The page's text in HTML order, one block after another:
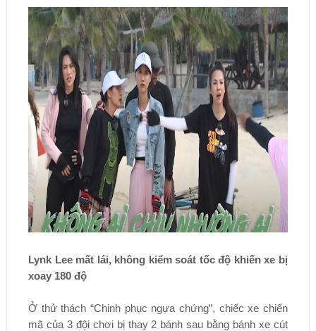
Lynk Lee mất lái, không kiểm soát tốc độ khiến xe bị
xoay 180 độ
Ở thử thách “Chinh phục ngựa chứng”, chiếc xe chiến
mã của 3 đội chơi bị thay 2 bánh sau bằng bánh xe cút